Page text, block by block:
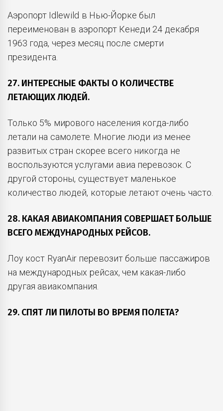
Аэропорт Idlewild в Нью-Йорке был
переименован в аэропорт Кенеди 24 декабря
1963 года, через месяц после смерти
президента.
27. ИНТЕРЕСНЫЕ ФАКТЫ О КОЛИЧЕСТВЕ
ЛЕТАЮЩИХ ЛЮДЕЙ.
Только 5% мирового населения когда-либо
летали на самолете. Многие люди из менее
развитых стран скорее всего никогда не
воспользуются услугами авиа перевозок. С
другой стороны, существует маленькое
количество людей, которые летают очень часто.
28. КАКАЯ АВИАКОМПАНИЯ СОВЕРШАЕТ БОЛЬШЕ
ВСЕГО МЕЖДУНАРОДНЫХ РЕЙСОВ.
Лоу кост RyanAir перевозит больше пассажиров
на международных рейсах, чем какая-либо
другая авиакомпания.
29. СПЯТ ЛИ ПИЛОТЫ ВО ВРЕМЯ ПОЛЕТА?